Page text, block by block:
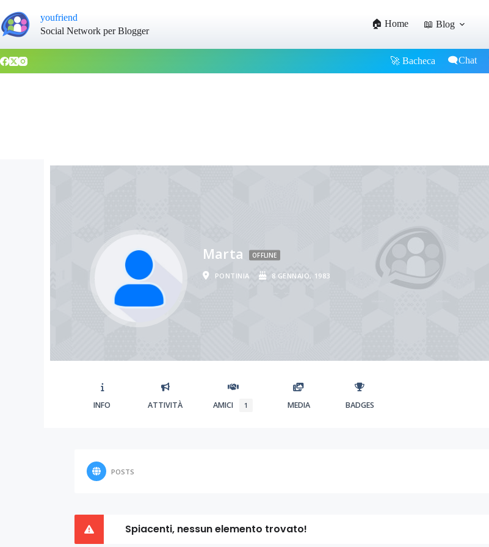
youfriend
Social Network per Blogger
🏠 Home 📖 Blog
🚀 Bacheca 🗨️Chat
Marta OFFLINE
PONTINIA 8 GENNAIO, 1983
INFO ATTIVITÀ AMICI 1 MEDIA BADGES
POSTS
Spiacenti, nessun elemento trovato!